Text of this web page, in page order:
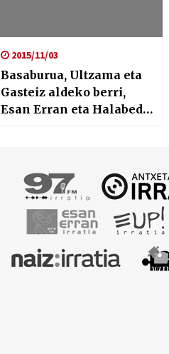
2015/11/03
Basaburua, Ultzama eta
Gasteiz aldeko berri,
Esan Erran eta Halabedi